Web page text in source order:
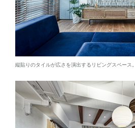
縦貼りのタイルが広さを演出するリビングスペース。